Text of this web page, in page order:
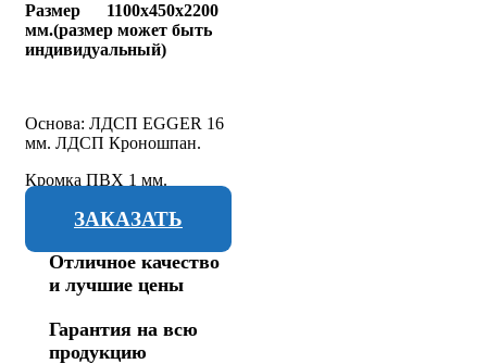
Размер 1100х450х2200
мм.(размер может быть
индивидуальный)
Основа: ЛДСП EGGER 16
мм. ЛДСП Кроношпан.
Кромка ПВХ 1 мм.
ЗАКАЗАТЬ
Отличное качество
и лучшие цены
Гарантия на всю
продукцию